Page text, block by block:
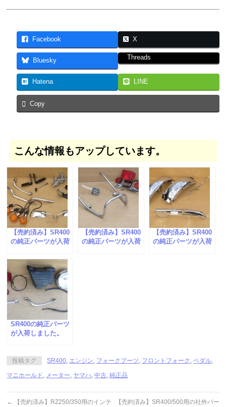
Facebook X
Bluesky Threads
Hatena LINE
Copy
こんな情報もアップしています。
【売約済み】SR400
の純正パーツが入荷
【売約済み】SR400
の純正パーツが入荷
【売約済み】SR400
の純正パーツが入荷
SR400の純正パーツ
が入荷しました。
投稿タグ SR400, エンジン, フォークブーツ, フロントフォーク ,ペダル,
マニホールド, メーター, ヤマハ,中古,純正品
←
【売約済み】RZ250/350用のインテ
【売約済み】SR400/500用の社外パー